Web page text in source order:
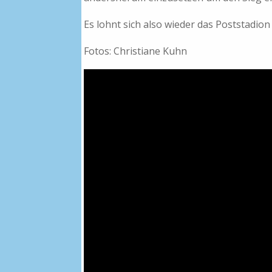
Es lohnt sich also wieder das
Fotos: Christiane Kuhn